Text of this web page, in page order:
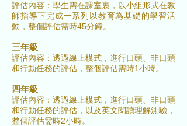
評估內容：學生需在課室裏，以小組形式在教
師指導下完成一系列 以教育為基礎的學習活
動，整個評估需時45分鐘。
三年級
評估內容：透過線上模式，進行口頭、非口頭
和行動任務的評估，整個評估需時1小時。
四年級
評估內容： 透過線上模式 ，進行口頭、非口頭
和行動任務的評估，以及英文閱讀理解測驗，
整個評估需時2小時。